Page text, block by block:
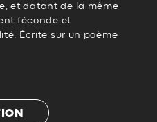
et datant de la même
féconde et
Écrite sur un poème